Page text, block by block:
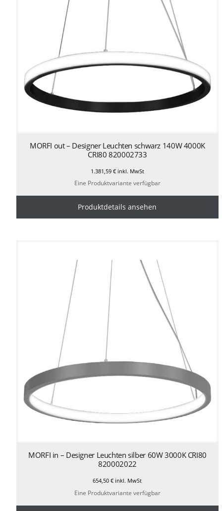
MORFI out – Designer Leuchten schwarz 140W 4000K
CRI80 820002733
1.381,59 €inkl. MwSt
Eine Produktvariante verfügbar
Produktdetails ansehen
MORFI in – Designer Leuchten silber 60W 3000K CRI80
820002022
654,50€ inkl. MwSt
Eine Produktvariante verfügbar